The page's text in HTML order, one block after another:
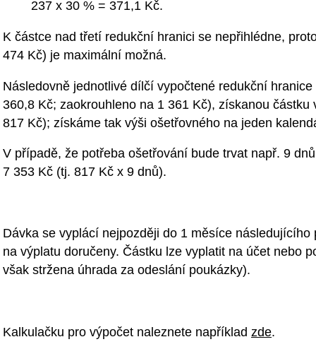
237 x 30 % = 371,1 Kč.
K částce nad třetí redukční hranici se nepřihlédne,
474 Kč) je maximální možná.
Následovně jednotlivé dílčí vypočtené redukční
360,8 Kč; zaokrouhleno na 1 361 Kč), získanou
817 Kč); získáme tak výši ošetřovného na jeden
V případě, že potřeba ošetřování bude trvat např. 9
7 353 Kč (tj. 817 Kč x 9 dnů).
Dávka se vyplácí nejpozději do 1 měsíce
na výplatu doručeny. Částku lze vyplatit na účet nebo
však stržena úhrada za odeslání poukázky).
Kalkulačku pro výpočet naleznete například zde.